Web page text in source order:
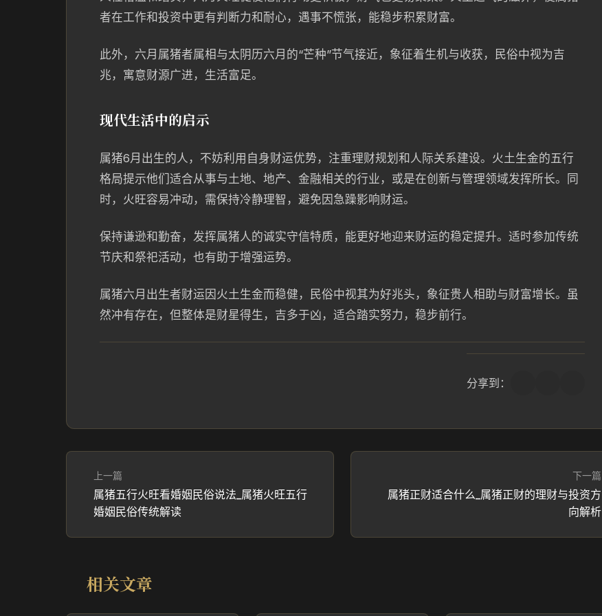
者在工作和投资中更有判断力和耐心，遇事不慌张，能稳步积累财富。
此外，六月属猪者属相与太阴历六月的“芒种”节气接近，象征着生机与收获，民俗中视为吉
兆，寓意财源广进，生活富足。
现代生活中的启示
属猪6月出生的人，不妨利用自身财运优势，注重理财规划和人际关系建设。火土生金的五行
格局提示他们适合从事与土地、地产、金融相关的行业，或是在创新与管理领域发挥所长。同
时，火旺容易冲动，需保持冷静理智，避免因急躁影响财运。
保持谦逊和勤奋，发挥属猪人的诚实守信特质，能更好地迎来财运的稳定提升。适时参加传统
节庆和祭祀活动，也有助于增强运势。
属猪六月出生者财运因火土生金而稳健，民俗中视其为好兆头，象征贵人相助与财富增长。虽
然冲有存在，但整体是财星得生，吉多于凶，适合踏实努力，稳步前行。
分享到：
上一篇
属猪五行火旺看婚姻民俗说法_属猪火旺五行
婚姻民俗传统解读
下一篇
属猪正财适合什么_属猪正财的理财与投资方
向解析
相关文章